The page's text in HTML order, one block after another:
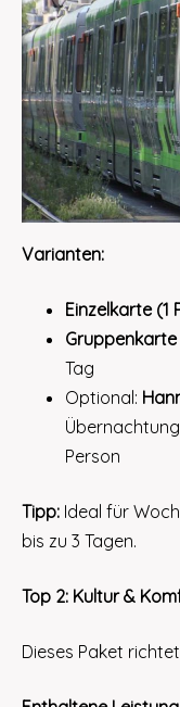
Varianten:
Einzelkarte (1
Tag
Optional:
Person
Tipp: Ideal für
bis zu 3 Tagen.
Top 2: Kultur &
Dieses Paket